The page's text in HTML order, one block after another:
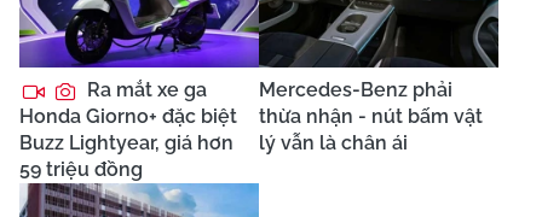
Ra mắt xe ga
Honda Giorno+ đặc biệt
Buzz Lightyear, giá hơn
59 triệu đồng
Mercedes-Benz phải
thừa nhận - nút bấm vật
lý vẫn là chân ái